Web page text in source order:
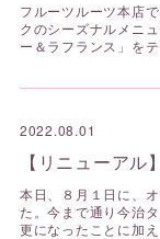
フルーツルーツ本店
クのシーズナルメニ
ー＆ラフランス」を
2022.08.01
【リニューア
本日、８月１日に、
た。今まで通り今治
更になったことに加